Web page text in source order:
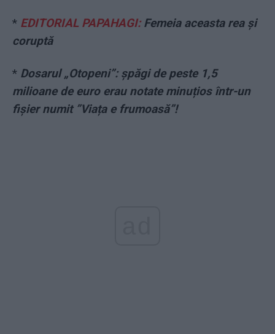
* EDITORIAL PAPAHAGI:Femeia aceasta rea și
coruptă
* Dosarul „Otopeni”: șpăgi de peste 1,5
milioane de euro erau notate minuțios într-un
fișier numit ”Viața e frumoasă”!